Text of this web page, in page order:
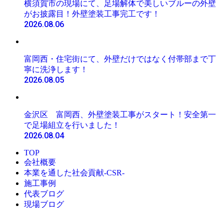
横須賀市の現場にて、足場解体で美しいブルーの外壁
がお披露目！外壁塗装工事完工です！
2026.08.06
富岡西・住宅街にて、外壁だけではなく付帯部まで丁
寧に洗浄します！
2026.08.05
金沢区 富岡西、外壁塗装工事がスタート！安全第一
で足場組立を行いました！
2026.08.04
TOP
会社概要
本業を通した社会貢献-CSR-
施工事例
代表ブログ
現場ブログ